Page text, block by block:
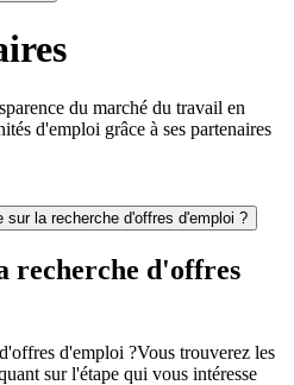
du marché du travail en
d'emploi grâce à ses partenaires
sur la recherche d'offres d'emploi ?
recherche d'offres
d'emploi ?Vous trouverez les
sur l'étape qui vous intéresse